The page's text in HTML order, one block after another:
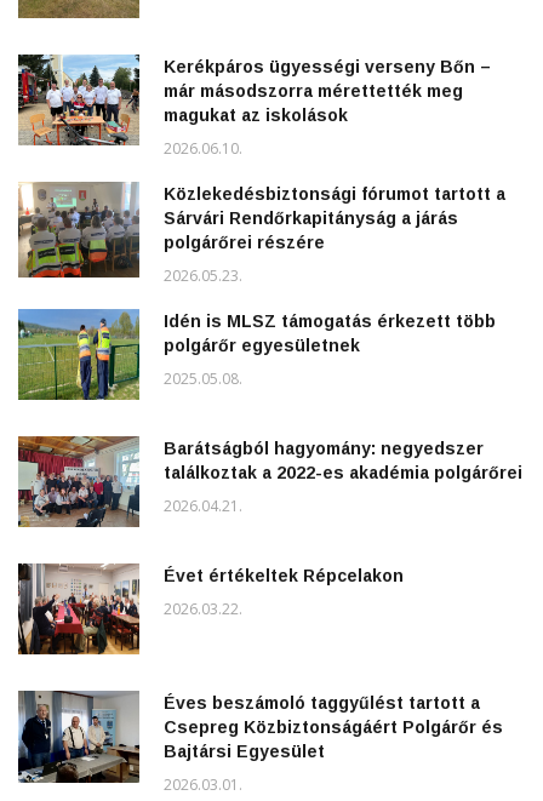
Kerékpáros ügyességi verseny Bőn –
már másodszorra mérettették meg
magukat az iskolások
2026.06.10.
Közlekedésbiztonsági fórumot tartott a
Sárvári Rendőrkapitányság a járás
polgárőrei részére
2026.05.23.
Idén is MLSZ támogatás érkezett több
polgárőr egyesületnek
2025.05.08.
Barátságból hagyomány: negyedszer
találkoztak a 2022-es akadémia polgárőrei
2026.04.21.
Évet értékeltek Répcelakon
2026.03.22.
Éves beszámoló taggyűlést tartott a
Csepreg Közbiztonságáért Polgárőr és
Bajtársi Egyesület
2026.03.01.